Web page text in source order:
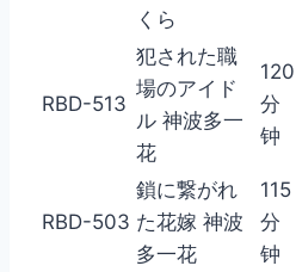
くら
RBD-513
犯された職
場のアイド
ル 神波多一
花
120
分
钟
RBD-503
鎖に繋がれ
た花嫁 神波
多一花
115
分
钟